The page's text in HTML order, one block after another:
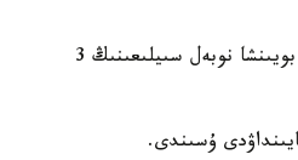
فورۋمى ءوتىپ جاتىر. وعان ادەبيەت بويىنشا نوبەل سىيلىعىنىڭ 3
ۇسىندى.